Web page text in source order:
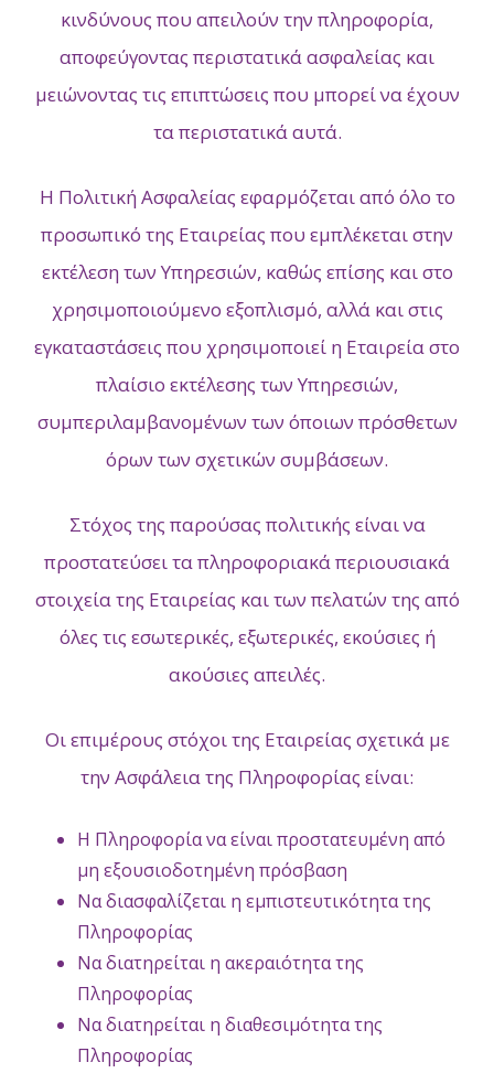
κινδύνους που απειλούν την πληροφορία,
αποφεύγοντας περιστατικά ασφαλείας και
μειώνοντας τις επιπτώσεις που μπορεί να έχουν
τα περιστατικά αυτά.
Η Πολιτική Ασφαλείας εφαρμόζεται από όλο το
προσωπικό της Εταιρείας που εμπλέκεται στην
εκτέλεση των Υπηρεσιών, καθώς επίσης και στο
χρησιμοποιούμενο εξοπλισμό, αλλά και στις
εγκαταστάσεις που χρησιμοποιεί η Εταιρεία στο
πλαίσιο εκτέλεσης των Υπηρεσιών,
συμπεριλαμβανομένων των όποιων πρόσθετων
όρων των σχετικών συμβάσεων.
Στόχος της παρούσας πολιτικής είναι να
προστατεύσει τα πληροφοριακά περιουσιακά
στοιχεία της Εταιρείας και των πελατών της από
όλες τις εσωτερικές, εξωτερικές, εκούσιες ή
ακούσιες απειλές.
Οι επιμέρους στόχοι της Εταιρείας σχετικά με
την Ασφάλεια της Πληροφορίας είναι:
Η Πληροφορία να είναι προστατευμένη από
μη εξουσιοδοτημένη πρόσβαση
Να διασφαλίζεται η εμπιστευτικότητα της
Πληροφορίας
Να διατηρείται η ακεραιότητα της
Πληροφορίας
Να διατηρείται η διαθεσιμότητα της
Πληροφορίας